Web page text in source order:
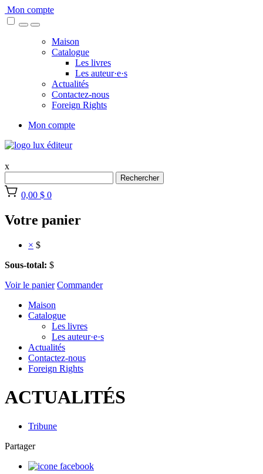
Skip
to
Mon compte
Maison
Catalogue
Les livres
Les auteur·e·s
Actualités
Contactez-nous
Foreign Rights
Mon compte
x
Rechercher
0,00 $ 0
Votre panier
× $
Sous-total: $
Voir le panier Commander
Maison
Catalogue
Les livres
Les auteur·e·s
Actualités
Contactez-nous
Foreign Rights
ACTUALITÉS
Tribune
Partager